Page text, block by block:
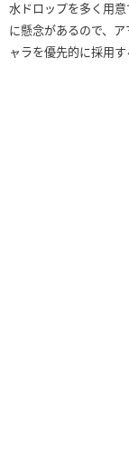
適用前
水ドロップを多く用
に懸念があるので、
ャラを優先的に採用す